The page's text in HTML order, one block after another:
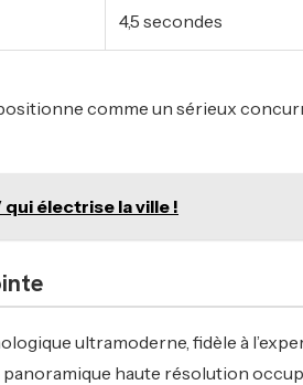
4,5 secondes
comme un sérieux
qui électrise la ville !
ultramoderne, fidèle à
haute résolution